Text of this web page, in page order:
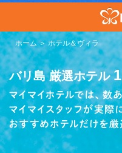
ホーム ＞ ホテル＆ヴィラ
バリ島 厳選ホテル1